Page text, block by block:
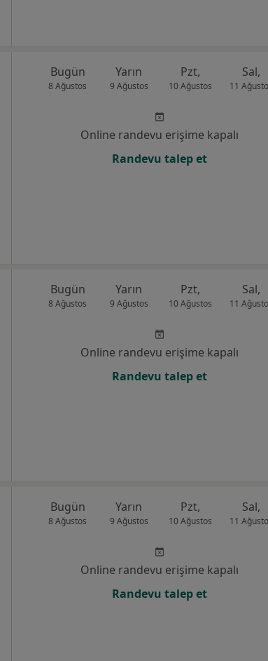
Bugün
8 Ağustos
Yarın
9 Ağustos
Pzt,
10 Ağustos
Sal,
11
Online randevu erişime kapalı
Randevu talep et
Bugün
8 Ağustos
Yarın
9 Ağustos
Pzt,
10 Ağustos
Sal,
11
Online randevu erişime kapalı
Randevu talep et
Bugün
8 Ağustos
Yarın
9 Ağustos
Pzt,
10 Ağustos
Sal,
11
Online randevu erişime kapalı
Randevu talep et